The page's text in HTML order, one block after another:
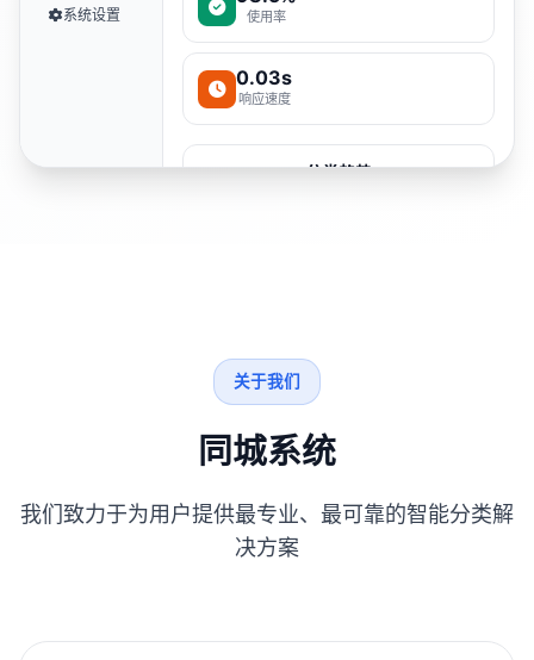
系统设置 使用率
0.03s
响应速度
分类趋势
关于我们
同城系统
我们致力于为用户提供最专业、最可靠的智能分类解
决方案